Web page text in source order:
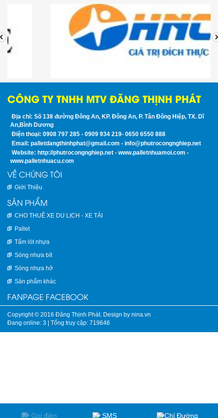
CÔNG TY TNHH MTV ĐĂNG THỊNH PHÁT
Địa chỉ: Số 138 đường Đông An, KP. Đông An, P. Tân Đông Hiệp, TX. Dĩ
An,Bình Dương
Điện thoại: 0908 797 285 - 0909 934 219- 0650 6550 888
Email: palletdangthinhphat@gmail.com - info@phutrocongnghiep.net
Website: http://phutrocongnghiep.net - www.palletnhuamoi.com -
www.palletnhuacu.com
VỀ CHÚNG TÔI
Giới Thiệu
SẢN PHẨM
CHO THUÊ XE DU LỊCH - XE TẢI
Pallet
Tấm lót nhựa
Sóng nhựa bít
Sóng nhựa hở
Sản phẩm khác
FANPAGE FACEBOOK
Copyright © 2016 Đăng Thịnh Phát. Design by nina.vn
Đang online: 3
Tổng truy cập: 719646
Gọi điện SMS Chỉ Đường